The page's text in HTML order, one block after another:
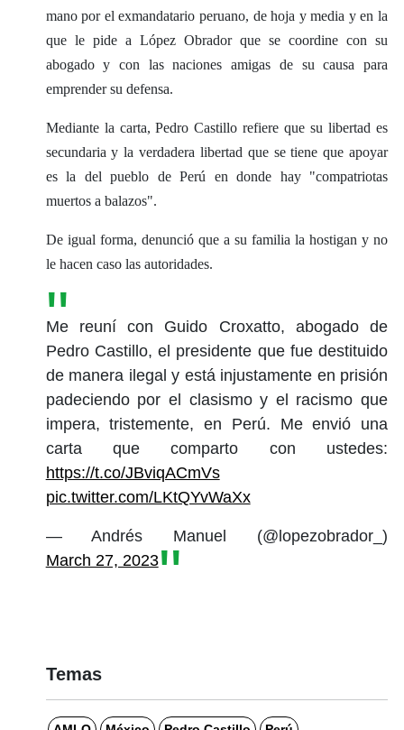
mano por el exmandatario peruano, de hoja y media y en la
que le pide a López Obrador que se coordine con su
abogado y con las naciones amigas de su causa para
emprender su defensa.
Mediante la carta, Pedro Castillo refiere que su libertad es
secundaria y la verdadera libertad que se tiene que apoyar
es la del pueblo de Perú en donde hay "compatriotas
muertos a balazos".
De igual forma, denunció que a su familia la hostigan y no
le hacen caso las autoridades.
Me reuní con Guido Croxatto, abogado de
Pedro Castillo, el presidente que fue destituido
de manera ilegal y está injustamente en prisión
padeciendo por el clasismo y el racismo que
impera, tristemente, en Perú. Me envió una
carta que comparto con ustedes:
https://t.co/JBviqACmVs
pic.twitter.com/LKtQYvWaXx
— Andrés Manuel (@lopezobrador_)
March 27, 2023
Temas